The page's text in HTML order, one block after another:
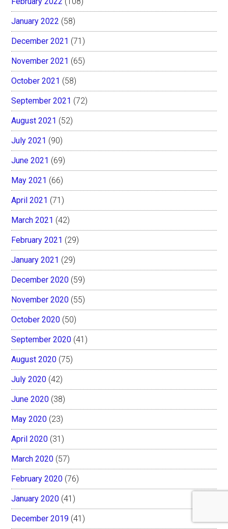
January 2022 (58)
December 2021 (71)
November 2021 (65)
October 2021 (58)
September 2021 (72)
August 2021 (52)
July 2021 (90)
June 2021 (69)
May 2021 (66)
April 2021 (71)
March 2021 (42)
February 2021 (29)
January 2021 (29)
December 2020 (59)
November 2020 (55)
October 2020 (50)
September 2020 (41)
August 2020 (75)
July 2020 (42)
June 2020 (38)
May 2020 (23)
April 2020 (31)
March 2020 (57)
February 2020 (76)
January 2020 (41)
December 2019 (41)